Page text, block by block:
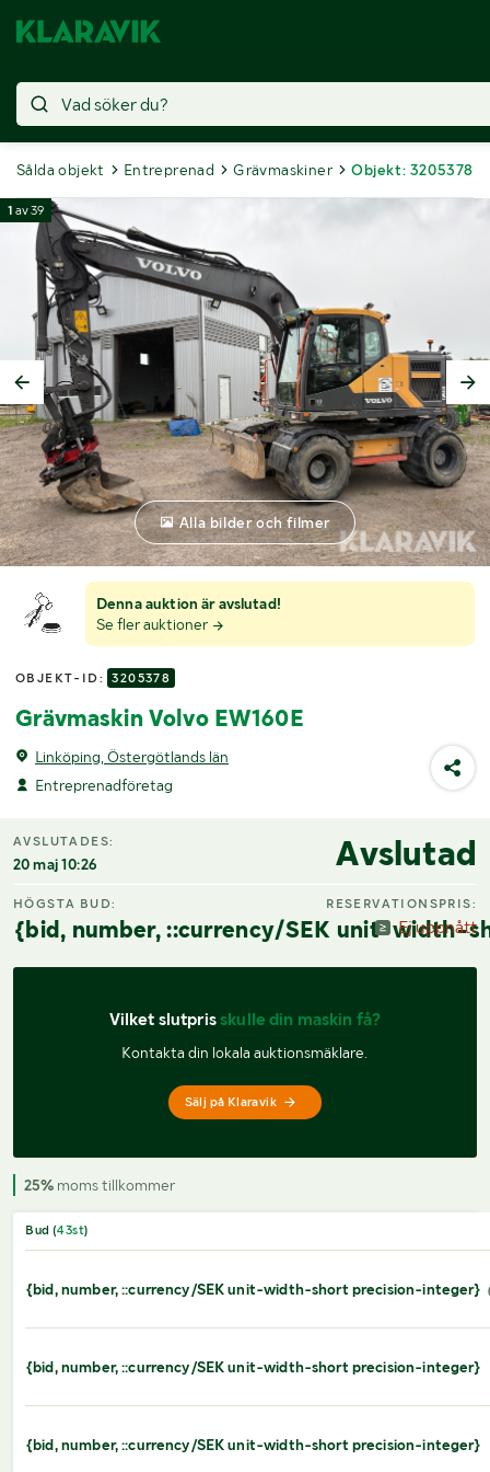
Sålda objekt Entreprenad Grävmaskiner Objekt: 3205378
Denna auktion är avslutad!
Se fler auktioner
OBJEKT-ID: 3205378
Grävmaskin Volvo EW160E
Linköping, Östergötlands län
Entreprenadföretag
1 av39
Alla bilder och filmer
AVSLUTADES:
20 maj 10:26 Avslutad
HÖGSTA BUD:
{bid, number, ::currency/SEK unit-width-
RESERVATIONSPRIS:
Ej uppnått
Vilket slutpris skulle din maskin få?
Kontakta din lokala auktionsmäklare.
Sälj på Klaravik
25% moms tillkommer
Bud (43st)
{bid, number, ::currency/SEK unit-width-short precision-integer}
{bid, number, ::currency/SEK unit-width-short precision-integer}
{bid, number, ::currency/SEK unit-width-short precision-integer}